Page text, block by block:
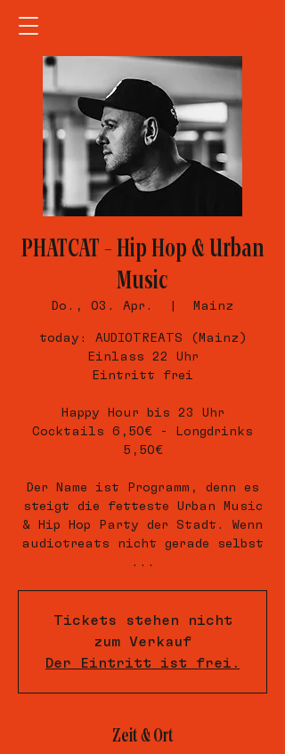
PHATCAT – Hip Hop & Urban
Music
Do., 03. Apr. Mainz
today: AUDIOTREATS (Mainz)
Einlass 22 Uhr
Eintritt frei
Happy Hour bis 23 Uhr
Cocktails 6,50€ - Longdrinks
5,50€
Der Name ist Programm, denn es
steigt die fetteste Urban Music
& Hip Hop Party der Stadt. Wenn
audiotreats nicht gerade selbst
...
Tickets stehen nicht
zum Verkauf
Der Eintritt ist frei.
Zeit & Ort